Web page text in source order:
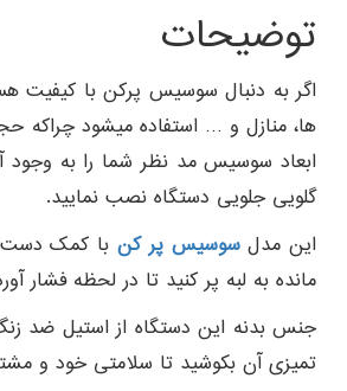
توضیحات
ها، منازل و … استفاده میشود چراکه
گلویی جلویی دستگاه نصب نمایید.
این مدلسوسیس پر کن
مانده به لبه پر کنید تا در لحظه فشار
جنس بدنه این دستگاه از استیل ضد
تمیزی آن بکوشید تا سلامتی خود و